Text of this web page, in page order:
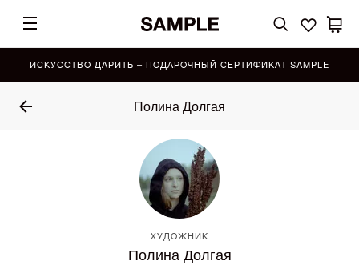
ИСКУССТВО ДАРИТЬ – ПОДАРОЧНЫЙ СЕРТИФИКАТ SAMPLE
Полина Долгая
ХУДОЖНИК
Полина Долгая